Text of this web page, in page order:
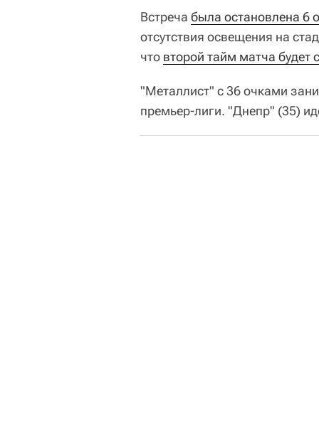
Встреча была остановлена 6
отсутствия освещения на
что второй тайм матча будет
"Металлист" с 36 очками
премьер-лиги. "Днепр" (35)